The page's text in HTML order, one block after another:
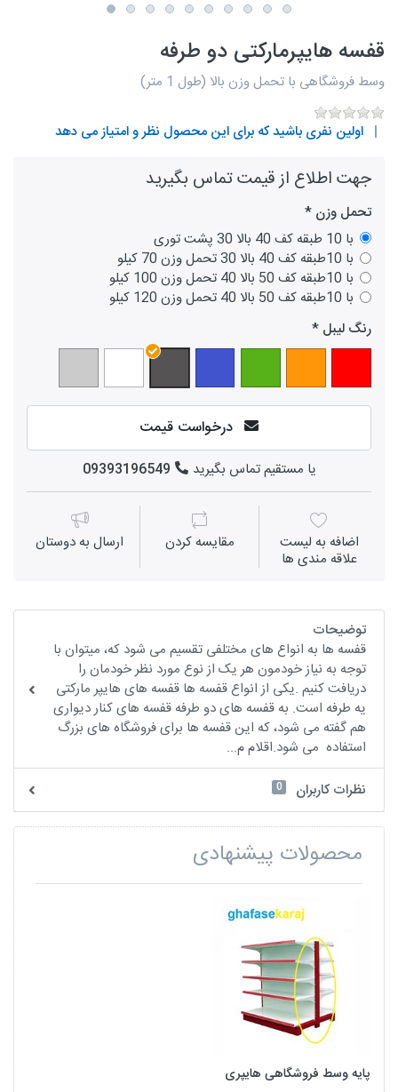
قفسه هایپرمارکتی دو طرفه
وسط فروشگاهی با تحمل وزن بالا (طول 1 متر)
اولین نفری باشید که برای این محصول نظر و امتیاز می دهد
جهت اطلاع از قیمت تماس بگیرید
تحمل وزن
با 10 طبقه کف 40 بالا 30 پشت توری
با 10طبقه کف 40 بالا 30 تحمل وزن 70 کیلو
با 10طبقه کف 50 بالا 40 تحمل وزن 100 کیلو
با 10طبقه کف 50 بالا 40 تحمل وزن 120 کیلو
رنگ لیبل
درخواست قیمت
یا مستقیم تماس بگیرید 09393196549
اضافه به لیست
علاقه مندی ها
مقايسه كردن ارسال به دوستان
توضیحات
قفسه ها به انواع های مختلفی تقسیم می شود که، میتوان با
توجه به نیاز خودمون هر یک از نوع مورد نظر خودمان را
دریافت کنیم .یکی از انواع قفسه ها قفسه های هایپر مارکتی
یه طرفه است. به قفسه های دو طرفه قفسه های کنار دیواری
هم گفته می شود، که این قفسه ها برای فروشگاه های بزرگ
استفاده می شود.اقلام م...
نظرات کاربران
0
محصولات پیشنهادی
پایه وسط فروشگاهی هایپری